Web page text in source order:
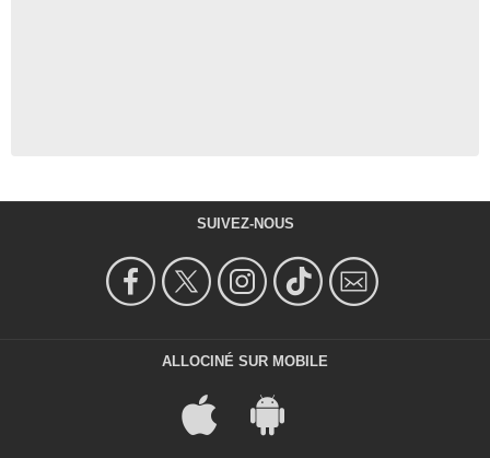
SUIVEZ-NOUS
ALLOCINÉ SUR MOBILE